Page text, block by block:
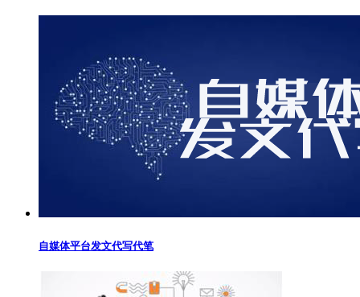
自媒体平台发文代写代笔